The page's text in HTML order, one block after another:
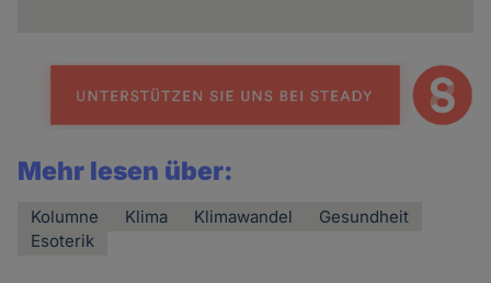
Mehr lesen über:
Kolumne Klima Klimawandel
Gesundheit
Esoterik